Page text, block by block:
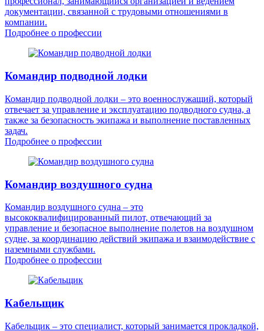
документации, связанной с трудовыми отношениями в
компании.
Подробнее о профессии
Командир подводной лодки
Командир подводной лодки – это военнослужащий, который
отвечает за управление и эксплуатацию подводного судна, а
также за безопасность экипажа и выполнение поставленных
задач.
Подробнее о профессии
Командир воздушного судна
Командир воздушного судна – это
высококвалифицированный пилот, отвечающий за
управление и безопасное выполнение полетов на воздушном
судне, за координацию действий экипажа и взаимодействие с
наземными службами.
Подробнее о профессии
Кабельщик
Кабельщик – это специалист, который занимается прокладкой,